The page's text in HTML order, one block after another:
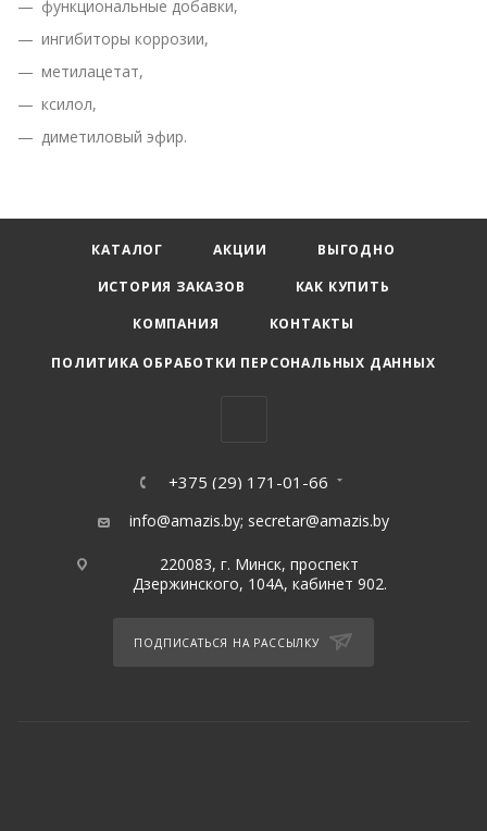
функциональные добавки,
ингибиторы коррозии,
метилацетат,
ксилол,
диметиловый эфир.
КАТАЛОГ АКЦИИ
ВЫГОДНО
ИСТОРИЯ ЗАКАЗОВ
КАК КУПИТЬ
КОМПАНИЯ
КОНТАКТЫ
ПОЛИТИКА ОБРАБОТКИ ПЕРСОНАЛЬНЫХ ДАННЫХ
+375 (29) 171-01-66
info@amazis.by; secretar@amazis.by
220083, г. Минск, проспект
Дзержинского, 104А, кабинет 902.
ПОДПИСАТЬСЯ НА РАССЫЛКУ